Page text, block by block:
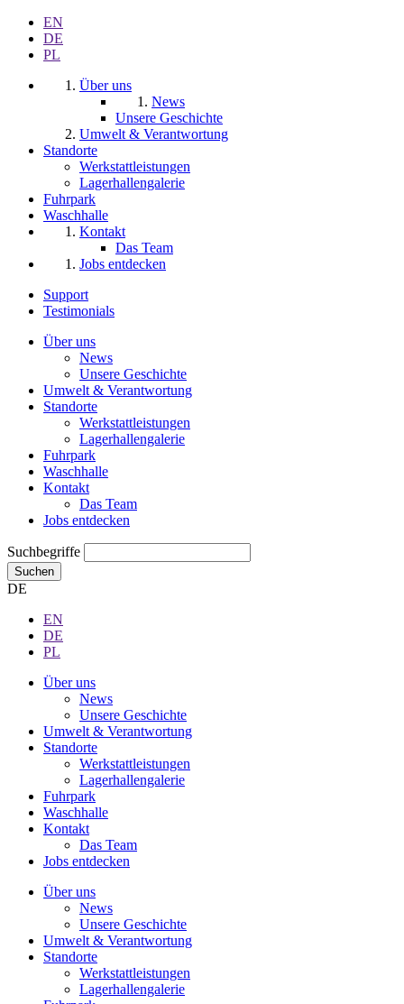
EN
DE
PL
Über uns
News
Unsere Geschichte
Umwelt & Verantwortung
Standorte
Werkstattleistungen
Lagerhallengalerie
Fuhrpark
Waschhalle
Kontakt
Das Team
Jobs entdecken
Support
Testimonials
Über uns
News
Unsere Geschichte
Umwelt & Verantwortung
Standorte
Werkstattleistungen
Lagerhallengalerie
Fuhrpark
Waschhalle
Kontakt
Das Team
Jobs entdecken
Suchbegriffe
Suchen
DE
EN
DE
PL
Über uns
News
Unsere Geschichte
Umwelt & Verantwortung
Standorte
Werkstattleistungen
Lagerhallengalerie
Fuhrpark
Waschhalle
Kontakt
Das Team
Jobs entdecken
Über uns
News
Unsere Geschichte
Umwelt & Verantwortung
Standorte
Werkstattleistungen
Lagerhallengalerie